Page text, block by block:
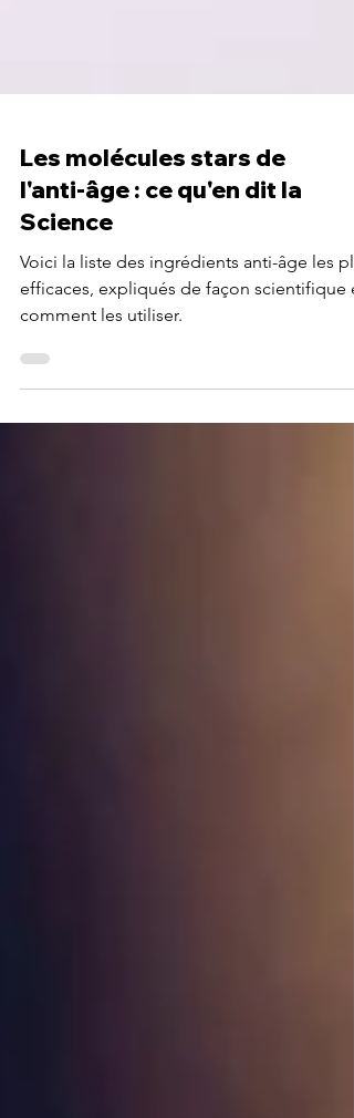
Les molécules stars de
l'anti-âge : ce qu'en dit la
Science
Voici la liste des ingrédients anti-âge les
efficaces, expliqués de façon scientifique
comment les utiliser.